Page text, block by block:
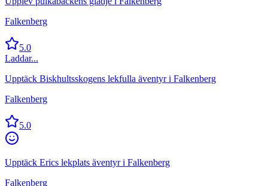
Falkenberg
5.0
Laddar...
Upptäck Biskhultsskogens lekfulla äventyr i Falkenberg
Falkenberg
5.0
Upptäck Erics lekplats äventyr i Falkenberg
Falkenberg